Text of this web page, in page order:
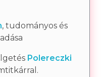
, tudományos és
Polereczki